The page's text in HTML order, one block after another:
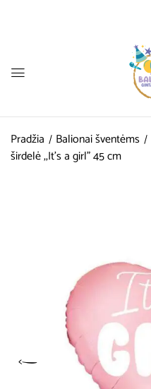
Pradžia Balionai šventėms
širdelė ,,It’s a girl” 45 cm